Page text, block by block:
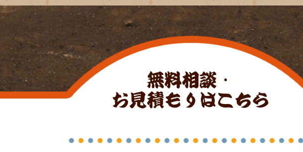
無料相談・
お見積もりはこちら